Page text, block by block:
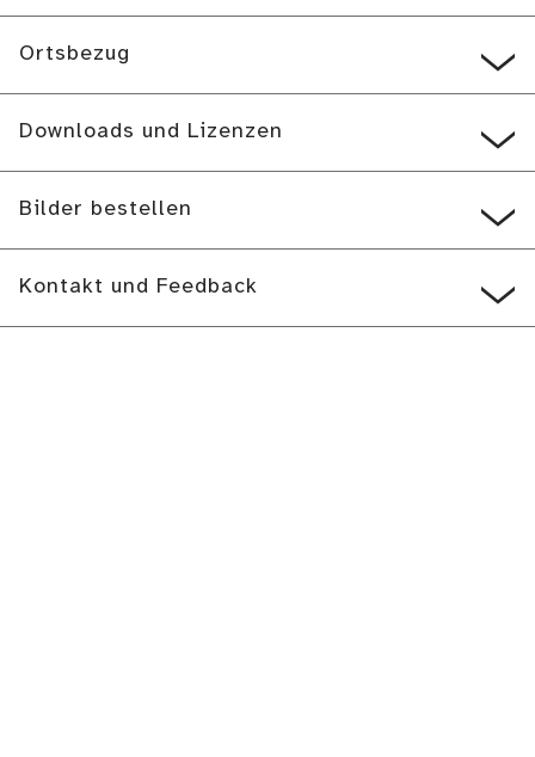
Ortsbezug
Downloads und Lizenzen
Bilder bestellen
Kontakt und Feedback